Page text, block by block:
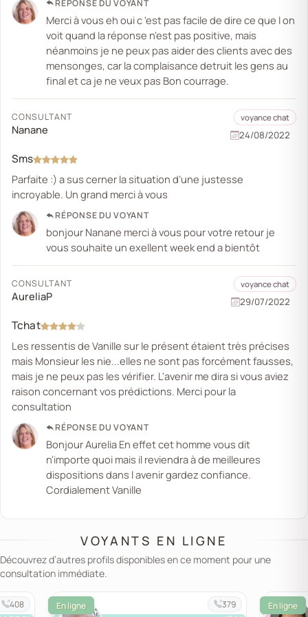
RÉPONSE DU VOYANT
Merci à vous eh oui c 'est pas facile de dire ce que l on
voit quand la réponse n'est pas positive, mais
néanmoins je ne peux pas aider des clients avec des
mensonges, car la complaisance detruit les gens au
final et ca je ne veux pas Bon courrage.
CONSULTANT
Nanane
voyance chat
24/08/2022
Sms
Parfaite :) a sus cerner la situation d’une justesse
incroyable. Un grand merci à vous
RÉPONSE DU VOYANT
bonjour Nanane merci à vous pour votre retour je
vous souhaite un exellent week end a bientôt
CONSULTANT
AureliaP
voyance chat
29/07/2022
Tchat
Les ressentis de Vanille sur le présent étaient très précises
mais Monsieur les nie...elles ne sont pas forcément fausses,
mais je ne peux pas les vérifier. L'avenir me dira si vous aviez
raison concernant vos prédictions. Merci pour la
consultation
RÉPONSE DU VOYANT
Bonjour Aurelia En effet cet homme vous dit
n'importe quoi mais il reviendra à de meilleures
dispositions dans l avenir gardez confiance.
Cordialement Vanille
VOYANTS EN LIGNE
Découvrez d’autres profils disponibles en ce moment pour une
consultation immédiate.
408 379